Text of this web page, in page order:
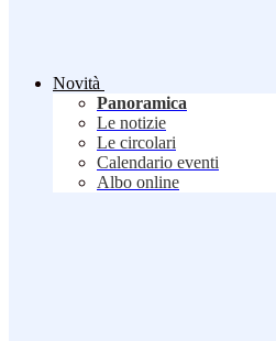
Novità
Panoramica
Le notizie
Le circolari
Calendario eventi
Albo online